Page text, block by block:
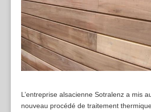
L’entreprise alsacienne Sotralenz a mis
nouveau procédé de traitement